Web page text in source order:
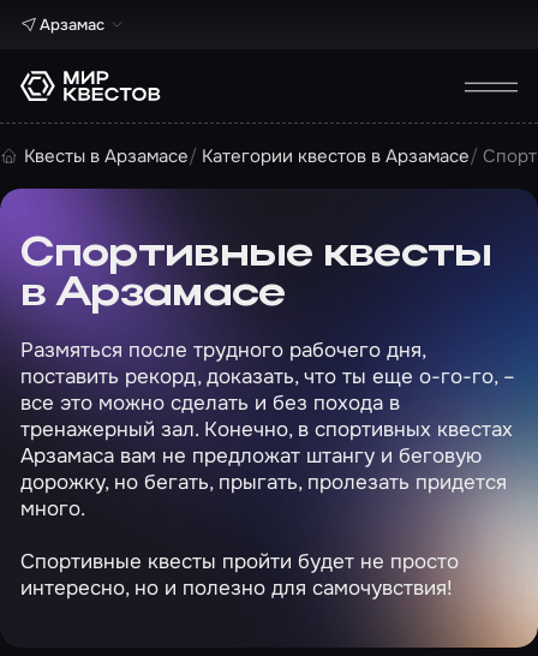
Арзамас
Квесты в Арзамасе Категории квестов в Арзамасе
Спортивные квесты
в Арзамасе
Размяться после трудного рабочего дня,
поставить рекорд, доказать, что ты еще о-го-го, –
все это можно сделать и без похода в
тренажерный зал. Конечно, в спортивных квестах
Арзамаса вам не предложат штангу и беговую
дорожку, но бегать, прыгать, пролезать придется
много.
Спортивные квесты пройти будет не просто
интересно, но и полезно для самочувствия!